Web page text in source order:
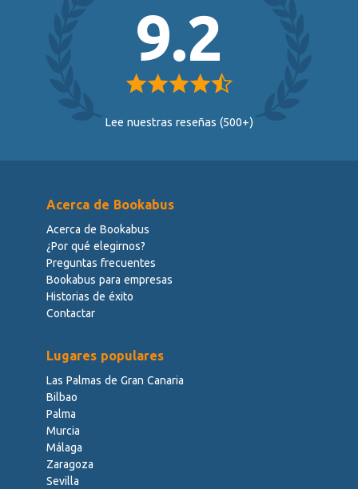
9.2
Lee nuestras reseñas (500+)
Acerca de Bookabus
Acerca de Bookabus
¿Por qué elegirnos?
Preguntas frecuentes
Bookabus para empresas
Historias de éxito
Contactar
Lugares populares
Las Palmas de Gran Canaria
Bilbao
Palma
Murcia
Málaga
Zaragoza
Sevilla